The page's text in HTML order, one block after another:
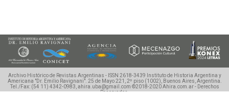
Archivo Histórico de Revistas Argentinas - ISSN 2618-3439
Instituto de Historia Argentina y
Americana "Dr. Emilio Ravignani". 25 de Mayo 221, 2º piso (1002), Buenos Aires, Argentina.
Tel./Fax: (54 11) 4342-0983, ahira.uba@gmail.com ©2018-2020 Ahira.com.ar - Derechos
Reservados.